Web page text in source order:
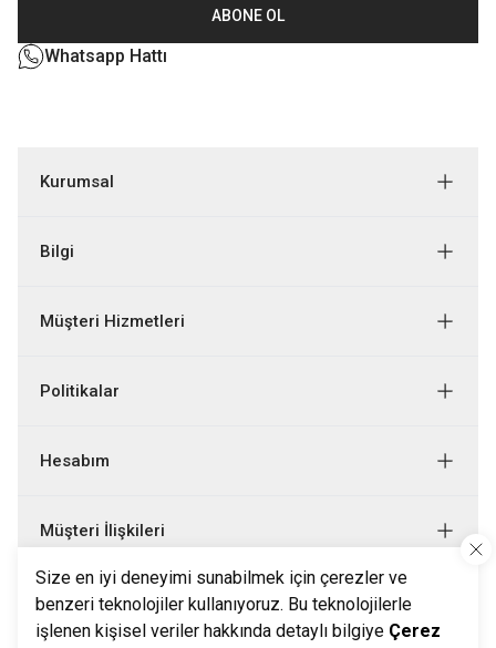
Size en iyi deneyimi sunabilmek için çerezler ve
benzeri teknolojiler kullanıyoruz. Bu teknolojilerle
işlenen kişisel veriler hakkında detaylı bilgiye Çerez
ABONE OL
Whatsapp Hattı
Kurumsal
Bilgi
Müşteri Hizmetleri
Politikalar
Hesabım
Müşteri İlişkileri
Bizi Takip Edin